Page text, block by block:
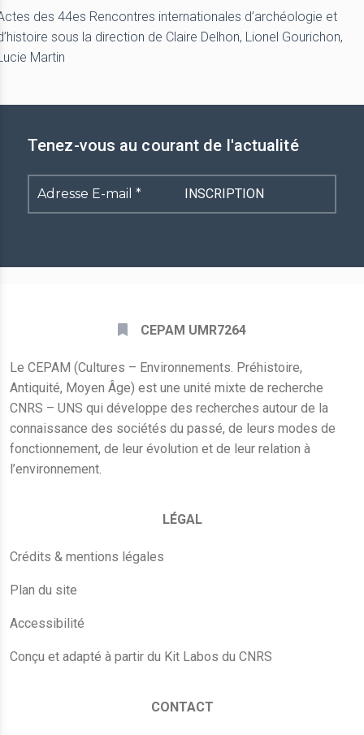
des 44es Rencontres internationales d’archéologie et
sous la direction de Claire Delhon, Lionel Gourichon,
Martin
Tenez-vous au courant de l'actualité
Adresse
E-
CEPAM UMR7264
Le CEPAM (Cultures – Environnements. Préhistoire,
Antiquité, Moyen Âge) est une unité mixte de recherche
CNRS – UNS qui développe des recherches autour de la
connaissance des sociétés du passé, de leurs modes de
fonctionnement, de leur évolution et de leur relation à
l’environnement.
LÉGAL
Crédits & mentions légales
Plan du site
Accessibilité
Conçu et adapté à partir du Kit Labos du CNRS
CONTACT